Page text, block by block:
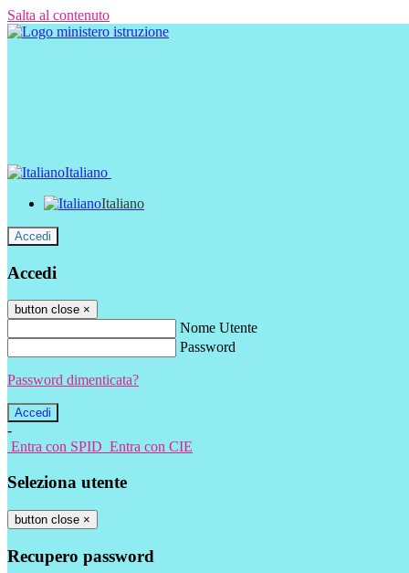
Salta al contenuto
Italiano
Italiano
Accedi
Accedi
button close ×
Nome Utente
Password
Password dimenticata?
-
Entra con SPID Entra con CIE
Seleziona utente
button close ×
Recupero password